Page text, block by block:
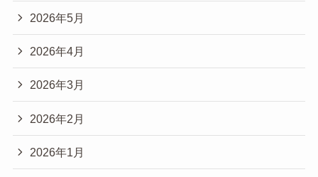
2026年5月
2026年4月
2026年3月
2026年2月
2026年1月